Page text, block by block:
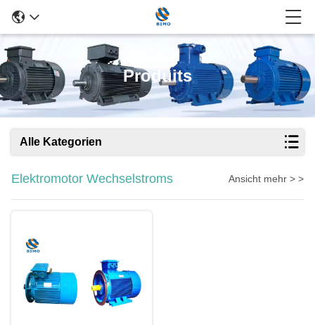
Produits
Alle Kategorien
Elektromotor Wechselstroms Ansicht mehr > >